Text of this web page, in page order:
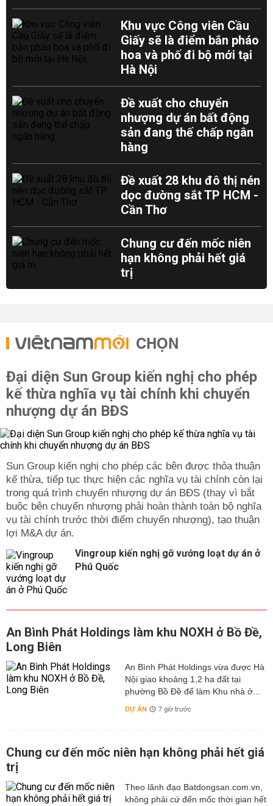
Khu vực Công viên Cầu
Giấy sẽ là điểm bắn pháo
hoa và phố đi bộ mới tại
Hà Nội
Đề xuất cho chuyển
nhượng dự án bất động
sản đang thế chấp ngân
hàng
Đề xuất 28 khu đô thị nén
dọc đường sắt TP HCM -
Cần Thơ
Chung cư đến mốc niên
hạn không phải hết giá
trị
CHỌN
Đại diện Sun Group kiến nghị cho phép
kế thừa nghĩa vụ tài chính khi chuyển
nhượng dự án BĐS
Sun Group kiến nghị cho phép các bên được thỏa thuận
kế thừa, tiếp tục thực hiện các nghĩa vụ tài chính còn lại
trong quá trình chuyển nhượng dự án BĐS (thay vì bắt
buộc bên chuyển nhượng phải hoàn thành toàn bộ nghĩa
vụ tài chính trước thời điểm chuyển nhượng), tạo thuận
lợi M&A dự án.
Vingroup kiến nghị gỡ vướng loạt dự án ở
Phú Quốc
An Bình Phát Holdings làm khu NOXH ở Bồ Đề,
Long Biên
An Bình Phát Holdings vừa được Hà
Nội giao khoảng 1,2 ha đất tại
phường Bồ Đề để làm Khu nhà ở...
DỰ ÁN 7 giờ trước
Chung cư đến mốc niên hạn không phải hết giá
trị
Theo lãnh đạo Batdongsan.com.vn,
không phải cứ đến mốc thời gian hết